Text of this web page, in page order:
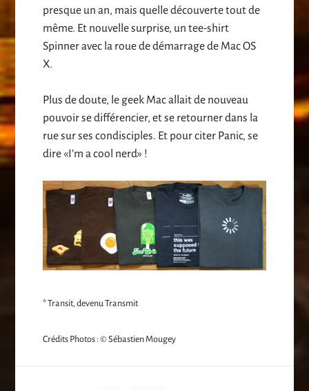
presque un an, mais quelle découverte tout de
même. Et nouvelle surprise, un tee-shirt
Spinner avec la roue de démarrage de Mac OS
X.
Plus de doute, le geek Mac allait de nouveau
pouvoir se différencier, et se retourner dans la
rue sur ses condisciples. Et pour citer Panic, se
dire «I’m a cool nerd» !
* Transit, devenu Transmit
Crédits Photos : © Sébastien Mougey